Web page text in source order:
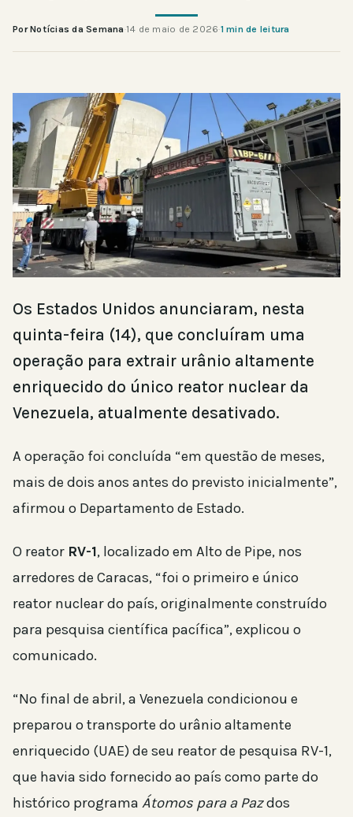
Por Notícias da Semana·14 de maio de 2026·1 min de leitura
Os Estados Unidos anunciaram, nesta
quinta-feira (14), que concluíram uma
operação para extrair urânio altamente
enriquecido do único reator nuclear da
Venezuela, atualmente desativado.
A operação foi concluída “em questão de meses,
mais de dois anos antes do previsto inicialmente”,
afirmou o Departamento de Estado.
O reator RV-1, localizado em Alto de Pipe, nos
arredores de Caracas, “foi o primeiro e único
reator nuclear do país, originalmente construído
para pesquisa científica pacífica”, explicou o
comunicado.
“No final de abril, a Venezuela condicionou e
preparou o transporte do urânio altamente
enriquecido (UAE) de seu reator de pesquisa RV-1,
que havia sido fornecido ao país como parte do
histórico programa Átomos para a Pazdos